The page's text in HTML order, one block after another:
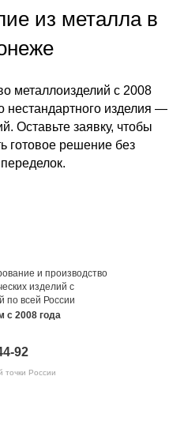
из металла в
металлоизделий с 2008
нестандартного изделия —
Оставьте заявку, чтобы
готовое решение без
и производство
изделий с
по всей России
точки России
с 2008 года
92